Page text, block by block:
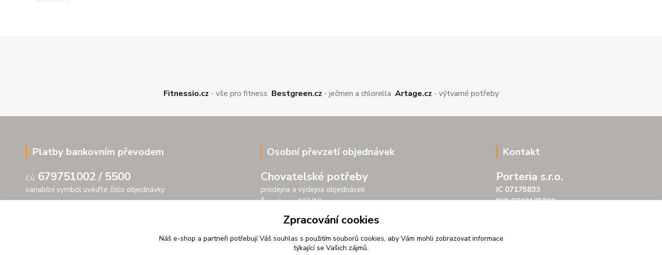
Fitnessio.cz - vše pro fitness Bestgreen.cz - ječmen a chlorella Artage.cz - výtvarné potřeby
Platby bankovním převodem
č.ú. 679751002 / 5500
variabilní symbol uveďte číslo objednávky
Osobní převzetí objednávek
Chovatelské potřeby
prodejna a výdejna objednávek
Šarochova 103/18
25001 Brandýs nad Labem
Po - Pá 9.00 - 17.00
So 9.00 - 11.30
Kontakt
Porteria s.r.o.
IC 07175833
DIC CZ07175833
tel. +420 604272889
Zpracování cookies
Náš e-shop a partneři potřebují Váš souhlas s použitím souborů cookies, aby Vám mohli zobrazovat informace
týkající se Vašich zájmů.